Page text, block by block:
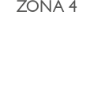
ZONA 4